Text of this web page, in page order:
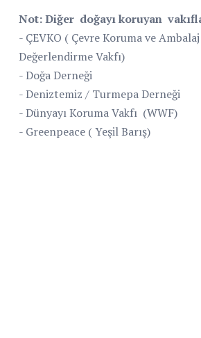
Not: Diğer doğayı koruyan
- ÇEVKO ( Çevre Koruma ve
Değerlendirme Vakfı)
- Doğa Derneği
- Deniztemiz / Turmepa Derneği
- Dünyayı Koruma Vakfı (WWF)
- Greenpeace ( Yeşil Barış)